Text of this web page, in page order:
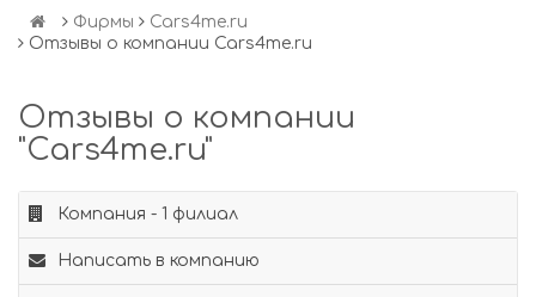
Фирмы
Cars4me.ru
Отзывы о компании Cars4me.ru
Отзывы о компании
"Cars4me.ru"
Компания - 1 филиал
Написать в компанию